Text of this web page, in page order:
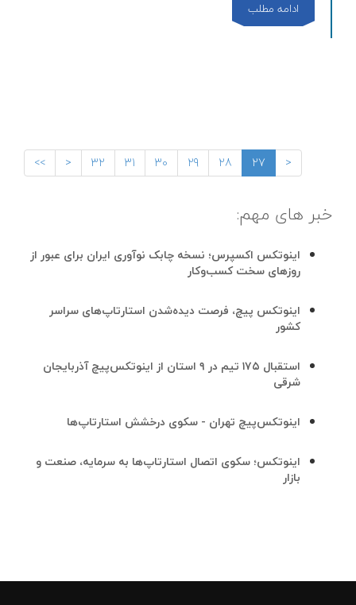
ادامه مطلب
<
27
28
29
30
31
32
<
>>
خبر های مهم:
اینوتکس اکسپرس؛ نسخه چابک نوآوری ایران برای عبور از
روزهای سخت کسب‌وکار
اینوتکس پیچ، فرصت دیده‌شدن استارتاپ‌های سراسر
کشور
استقبال ۱۷۵ تیم در ۹ استان از اینوتکس‌پیچ آذربایجان
شرقی
اینوتکس‌پیچ تهران - سکوی درخشش استارتاپ‌ها
اینوتکس؛ سکوی اتصال استارتاپ‌ها به سرمایه، صنعت و
بازار